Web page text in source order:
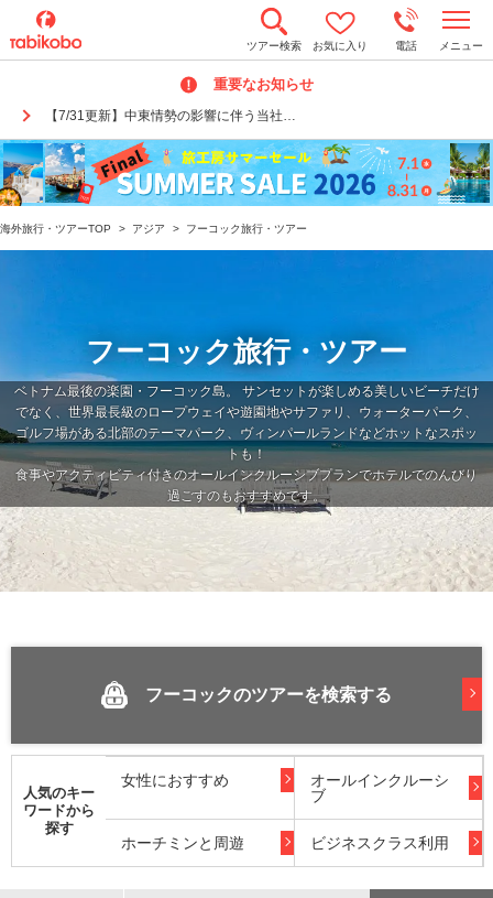
ツアー検索 お気に入り 電話 メニュー
重要なお知らせ
【7/31更新】中東情勢の影響に伴う当社…
o
n
a
v
i
g
i
海外旅行・ツアーTOP > アジア > フーコック旅行・ツアー
フーコック旅行・ツアー
ベトナム最後の楽園・フーコック島。 サンセットが楽しめる美しいビーチだけ
でなく、世界最長級のロープウェイや遊園地やサファリ、ウォーターパーク、
ゴルフ場がある北部のテーマパーク、ヴィンパールランドなどホットなスポッ
トも！
食事やアクティビティ付きのオールインクルーシブプランでホテルでのんびり
過ごすのもおすすめです。
フーコックのツアーを検索する
人気のキー
ワードから
探す
女性におすすめ
オールインクルーシ
ブ
ホーチミンと周遊 ビジネスクラス利用